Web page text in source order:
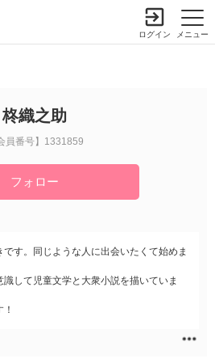
メニュー
ログイン
柊織之助
員番号】1331859
フォロー
す。同じような人に出会いたくて始めま
して児童文学と大衆小説を描いていま